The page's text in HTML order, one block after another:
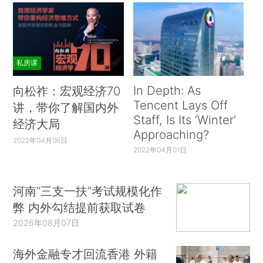
私房课
向松祚：宏观经济70
讲，带你了解国内外
经济大局
2022年04月06日
In Depth: As
Tencent Lays Off
Staff, Is Its ‘Winter’
Approaching?
2022年04月01日
河南“三支一扶”考试规模化作
弊 内外勾结提前获取试卷
2026年08月07日
海外金融专才回流香港 外籍